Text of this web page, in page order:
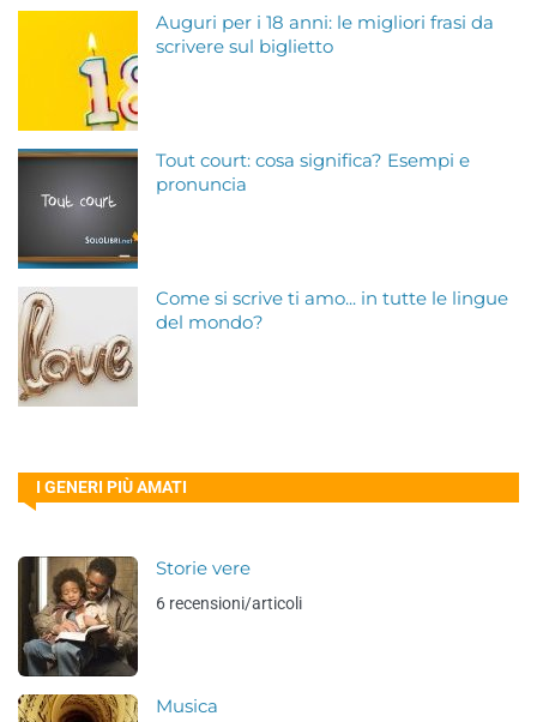
Auguri per i 18 anni: le migliori frasi da
scrivere sul biglietto
Tout court: cosa significa? Esempi e
pronuncia
Come si scrive ti amo... in tutte le lingue
del mondo?
I GENERI PIÙ AMATI
Storie vere
6 recensioni/articoli
Musica